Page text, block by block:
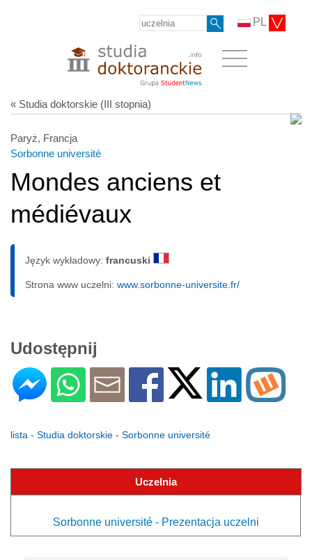
PL
« Studia doktorskie (III stopnia)
Paryż, Francja
Sorbonne université
Mondes anciens et
médiévaux
Język wykładowy: francuski
Strona www uczelni: www.sorbonne-universite.fr/
Udostępnij
lista - Studia doktorskie - Sorbonne université
Uczelnia
Sorbonne université - Prezentacja uczelni